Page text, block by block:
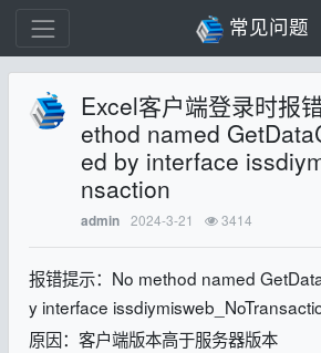
常见问题
Excel客户端登录时报
ethod named
ed by interface
nsaction
admin 2024-3-21 3414
报错提示：No method named
y interface
原因：客户端版本高于服务器版本